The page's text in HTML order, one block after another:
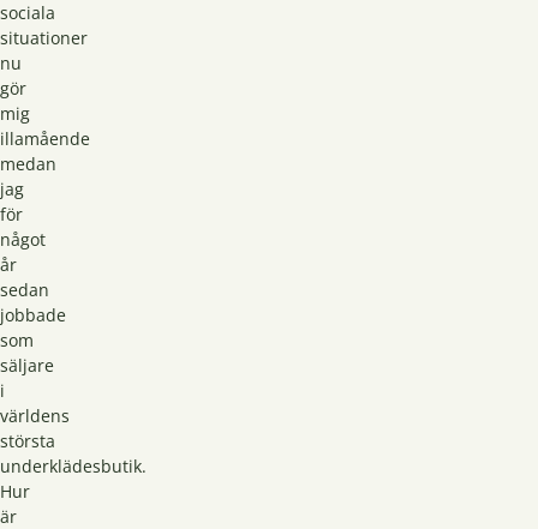
sociala
situationer
nu
gör
mig
illamående
medan
jag
för
något
år
sedan
jobbade
som
säljare
i
världens
största
underklädesbutik.
Hur
är